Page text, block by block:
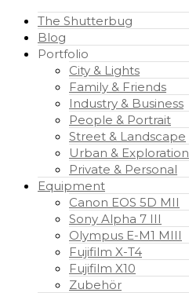
The Shutterbug
Blog
Portfolio
City & Lights
Family & Friends
Industry & Business
People & Portrait
Street & Landscape
Urban & Exploration
Private & Personal
Equipment
Canon EOS 5D MII
Sony Alpha 7 III
Olympus E-M1 MIII
Fujifilm X-T4
Fujifilm X10
Zubehör